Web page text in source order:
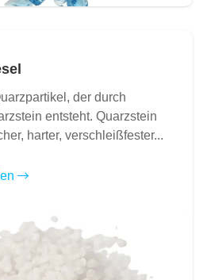
der durch
entsteht. Quarzstein
harter, verschleißfester...